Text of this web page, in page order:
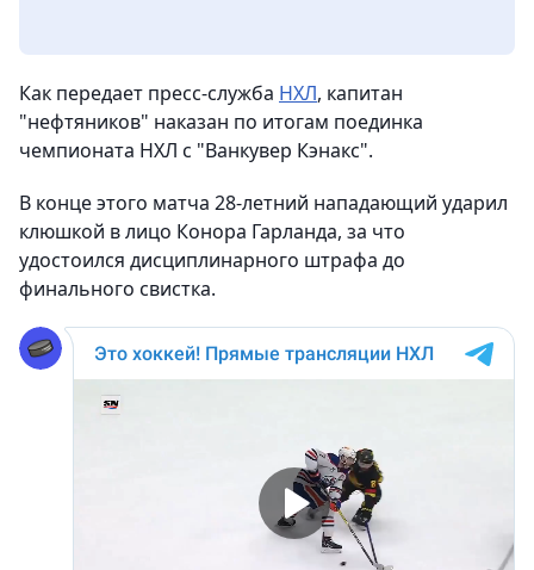
Как передает пресс-служба НХЛ, капитан
"нефтяников" наказан по итогам поединка
чемпионата НХЛ с "Ванкувер Кэнакс".
В конце этого матча 28-летний нападающий ударил
клюшкой в лицо Конора Гарланда, за что
удостоился дисциплинарного штрафа до
финального свистка.